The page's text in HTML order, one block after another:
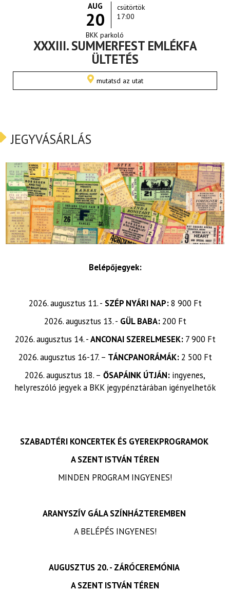
AUG
20
csütörtök
17:00
BKK parkoló
XXXIII. SUMMERFEST EMLÉKFA
ÜLTETÉS
mutatsd az utat
JEGYVÁSÁRLÁS
Belépőjegyek:
2026. augusztus 11. - SZÉP NYÁRI NAP:8 900 Ft
2026. augusztus 13. - GÜL BABA:200 Ft
2026. augusztus 14. -ANCONAI SZERELMESEK: 7 900 Ft
2026. augusztus 16-17. – TÁNCPANORÁMÁK:2 500 Ft
2026. augusztus 18. – ŐSAPÁINK ÚTJÁN: ingyenes,
helyreszóló jegyek a BKK jegypénztárában igényelhetők
SZABADTÉRI KONCERTEK ÉS GYEREKPROGRAMOK
A SZENT ISTVÁN TÉREN
MINDEN PROGRAM INGYENES!
ARANYSZÍV GÁLA SZÍNHÁZTEREMBEN
A BELÉPÉS INGYENES!
AUGUSZTUS 20. - ZÁRÓCEREMÓNIA
A SZENT ISTVÁN TÉREN